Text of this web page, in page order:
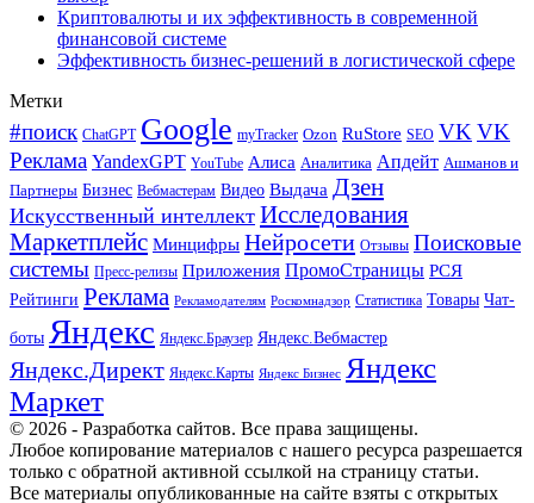
Криптовалюты и их эффективность в современной
финансовой системе
Эффективность бизнес-решений в логистической сфере
Метки
#поиск ChatGPT Google myTracker Ozon RuStore SEO VK VK
Реклама YandexGPT YouTube Алиса Аналитика Апдейт Ашманов и
Партнеры Бизнес Вебмастерам Видео Выдача Дзен
Искусственный интеллект Исследования
Маркетплейс Минцифры Нейросети Отзывы Поисковые
системы Пресс-релизы Приложения ПромоСтраницы РСЯ
Рейтинги Реклама Рекламодателям Роскомнадзор Статистика Товары Чат-
боты Яндекс Яндекс.Браузер Яндекс.Вебмастер
Яндекс.Директ Яндекс.Карты Яндекс Бизнес Яндекс
Маркет
© 2026 - Разработка сайтов. Все права защищены.
Любое копирование материалов с нашего ресурса разрешается
только с обратной активной ссылкой на страницу статьи.
Все материалы опубликованные на сайте взяты с открытых